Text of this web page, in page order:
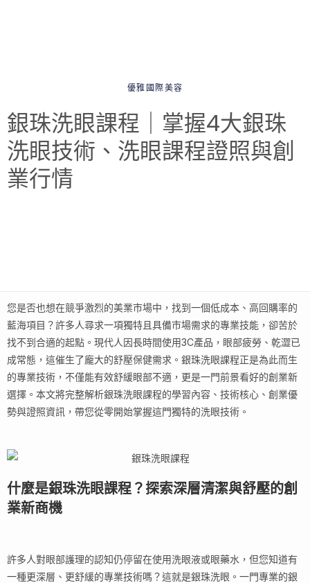
優雅國際美容
銀珠洗眼課程｜掌握4大銀珠
洗眼技術、洗眼課程證照與創
業行情
您是否也想在競爭激烈的美業市場中，找到一個低成本、高回購率的
藍海項目？許多人尋求一項獨特且具備市場需求的專業技能，卻苦於
找不到合適的起點。現代人因長時間使用3C產品，眼部疲勞、乾澀已
成常態，這催生了龐大的舒壓保健需求。銀珠洗眼課程正是為此而生
的專業技術，不僅能有效舒緩眼部不適，更是一門前景看好的創業新
選擇。本文將完整解析銀珠洗眼課程的學習內容、技術核心、創業優
勢與證照資訊，帶您從零開始掌握這門獨特的洗眼技術。
什麼是銀珠洗眼課程？探索深層清潔與舒壓的創
業新商機
許多人對眼部護理的認知仍停留在使用洗眼液或眼藥水，但您知道有
一種更深層、更舒緩的專業技術嗎？這就是銀珠洗眼。一門專業的銀